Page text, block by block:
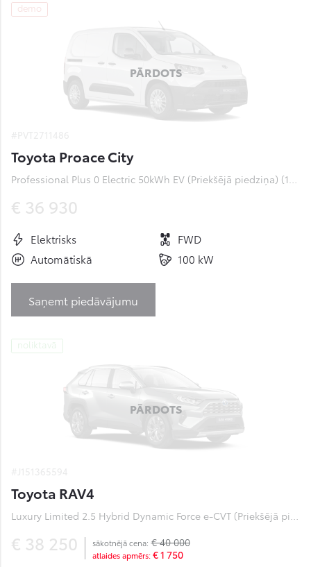
demo
PĀRDOTS
Toyota Proace City
Professional Plus 0 Electric 50kWh EV (Priekšējā piedziņa) (100 kW)
€ 36 930
Elektrisks
FWD
Automātiskā
100 kW
Saņemt piedāvājumu
noliktavā
PĀRDOTS
Toyota RAV4
Luxury Limited 2.5 Hybrid Dynamic Force e-CVT (Priekšējā piedziņa) (131 kW)
€ 38 250 sākotnējā cena: € 40 000
atlaides apmērs: € 1 750